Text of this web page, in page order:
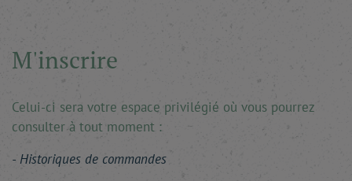
M'inscrire
Celui-ci sera votre espace privilégié où vous pourrez
consulter à tout moment :
Historiques de commandes